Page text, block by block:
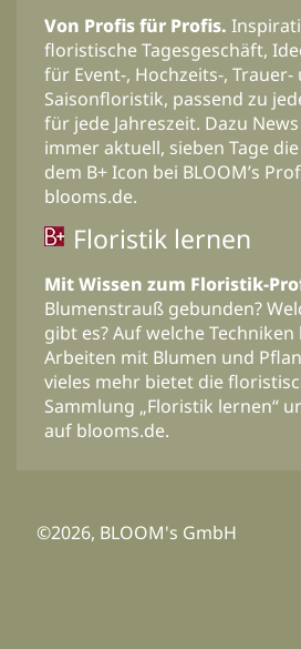
Von Profis für Profis.
floristische Tagesgeschäft,
für Event-, Hochzeits-, Trauer-
Saisonfloristik, passend zu
für jede Jahreszeit. Dazu
immer aktuell, sieben Tage
dem B+ Icon bei BLOOM’s
blooms.de.
Floristik lernen
Mit Wissen zum Floristik-
Blumenstrauß gebunden?
gibt es? Auf welche
Arbeiten mit Blumen und
vieles mehr bietet die
Sammlung „Floristik lernen“
auf blooms.de.
©2026, BLOOM's GmbH